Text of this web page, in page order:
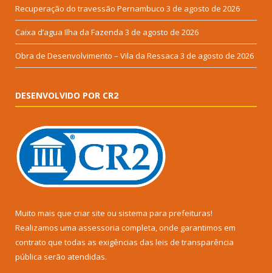
Recuperação do travessão Pernambuco 3 de agosto de 2026
Caixa d’agua Ilha da Fazenda 3 de agosto de 2026
Obra de Desenvolvimento – Vila da Ressaca 3 de agosto de 2026
DESENVOLVIDO POR CR2
Muito mais que criar site ou sistema para prefeituras!
Realizamos uma assessoria completa, onde garantimos em
contrato que todas as exigências das leis de transparência
pública serão atendidas.